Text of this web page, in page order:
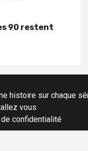
90 restent
histoire sur chaque
vous
confidentialité